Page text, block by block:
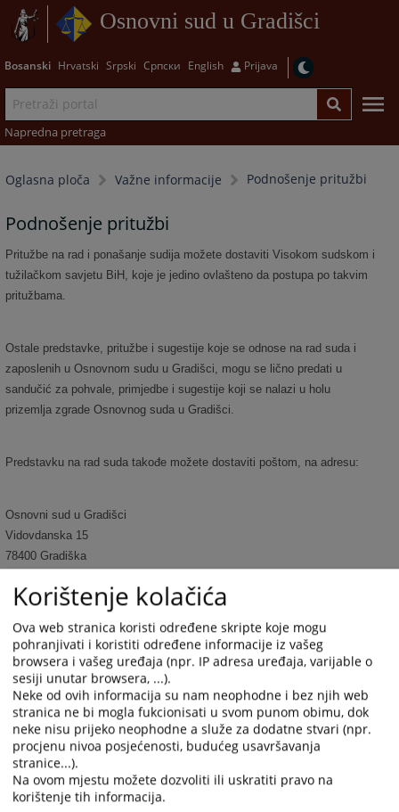
Osnovni sud u Gradišci
Bosanski Hrvatski Srpski Српски English Prijava
Napredna pretraga
Oglasna ploča Važne informacije Podnošenje pritužbi
Podnošenje pritužbi
Pritužbe na rad i ponašanje sudija možete dostaviti Visokom sudskom i
tužilačkom savjetu BiH, koje je jedino ovlašteno da postupa po takvim
pritužbama.
Ostale predstavke, pritužbe i sugestije koje se odnose na rad suda i
zaposlenih u Osnovnom sudu u Gradišci, mogu se lično predati u
sandučić za pohvale, primjedbe i sugestije koji se nalazi u holu
prizemlja zgrade Osnovnog suda u Gradišci.
Predstavku na rad suda takođe možete dostaviti poštom, na adresu:
Osnovni sud u Gradišci
Vidovdanska 15
78400 Gradiška
Bosna i Hercegovina
4603
Linkovi
Korištenje kolačića
Ova web stranica koristi određene skripte koje mogu
pohranjivati i koristiti određene informacije iz vašeg
browsera i vašeg uređaja (npr. IP adresa uređaja, varijable o
sesiji unutar browsera, ...).
Neke od ovih informacija su nam neophodne i bez njih web
stranica ne bi mogla fukcionisati u svom punom obimu, dok
neke nisu prijeko neophodne a služe za dodatne stvari (npr.
procjenu nivoa posjećenosti, budućeg usavršavanja
stranice...).
Na ovom mjestu možete dozvoliti ili uskratiti pravo na
korištenje tih informacija.